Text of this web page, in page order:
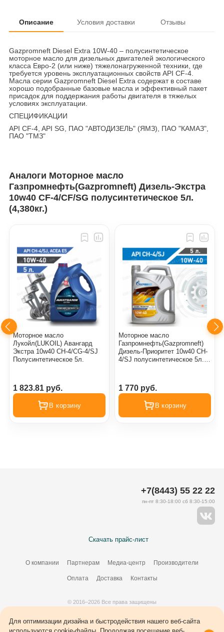
Описание Условия доставки Отзывы
Gazpromneft Diesel Extra 10W-40 – полусинтетическое
моторное масло для дизельных двигателей экологического
класса Евро-2 (или ниже) тяжелонагруженной техники, где
требуется уровень эксплуатационных свойств API CF-4.
Масла серии Gazpromneft Diesel Extra содержат в составе
хорошо подобранные базовые масла и эффективный пакет
присадок для поддержания работы двигателя в тяжелых
условиях эксплуатации.
СПЕЦИФИКАЦИИ
API CF-4, API SG, ПАО "АВТОДИЗЕЛЬ" (ЯМЗ), ПАО "КАМАЗ",
ПАО "ТМЗ"
Аналоги Моторное масло
Газпромнефть(Gazpromneft) Дизель-Экстра
10w40 CF-4/CF/SG полусинтетическое 5л.
(4,380кг.)
Моторное масло
Лукойл(LUKOIL) Авангард
Экстра 10w40 CH-4/CG-4/SJ
Полусинтетическое 5л.
1 823.81 руб.
В корзину
Моторное масло
Газпромнефть(Gazpromneft)
Дизель-Приоритет 10w40 CH-
4/SJ полусинтетическое 5л.
1 770 руб.
В корзину
Скачать прайс-лист
О компании Партнерам Медиа-центр Производители
Оплата Доставка Контакты
+7(8443) 55 22 22
пн-пт 8:30-18:00 сб 8:30-15:00
© 2016–2026 Все права защищены
Для оптимизации дизайна и быстродействия нашего веб-сайта